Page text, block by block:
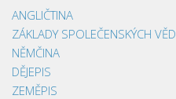
ANGLIČTINA
ZÁKLADY SPOLEČENSKÝCH VĚD
NĚMČINA
DĚJEPIS
ZEMĚPIS